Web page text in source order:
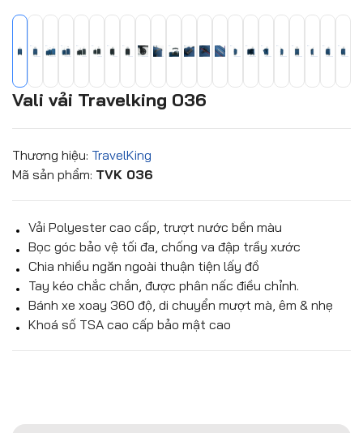
Vali vải Travelking 036
Thương hiệu: TravelKing
Mã sản phẩm: TVK 036
Vải Polyester cao cấp, trượt nước bền màu
Bọc góc bảo vệ tối đa, chống va đập trầy xước
Chia nhiều ngăn ngoài thuận tiện lấy đồ
Tay kéo chắc chắn, được phân nấc điều chỉnh.
Bánh xe xoay 360 độ, di chuyển mượt mà, êm & nhẹ
Khoá số TSA cao cấp bảo mật cao